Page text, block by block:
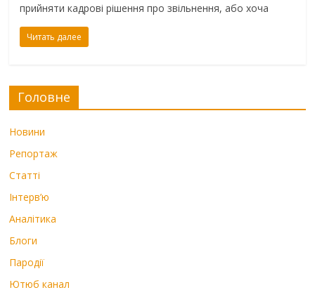
прийняти кадрові рішення про звільнення, або хоча
Читать далее
Головне
Новини
Репортаж
Статті
Інтерв’ю
Аналітика
Блоги
Пародії
Ютюб канал